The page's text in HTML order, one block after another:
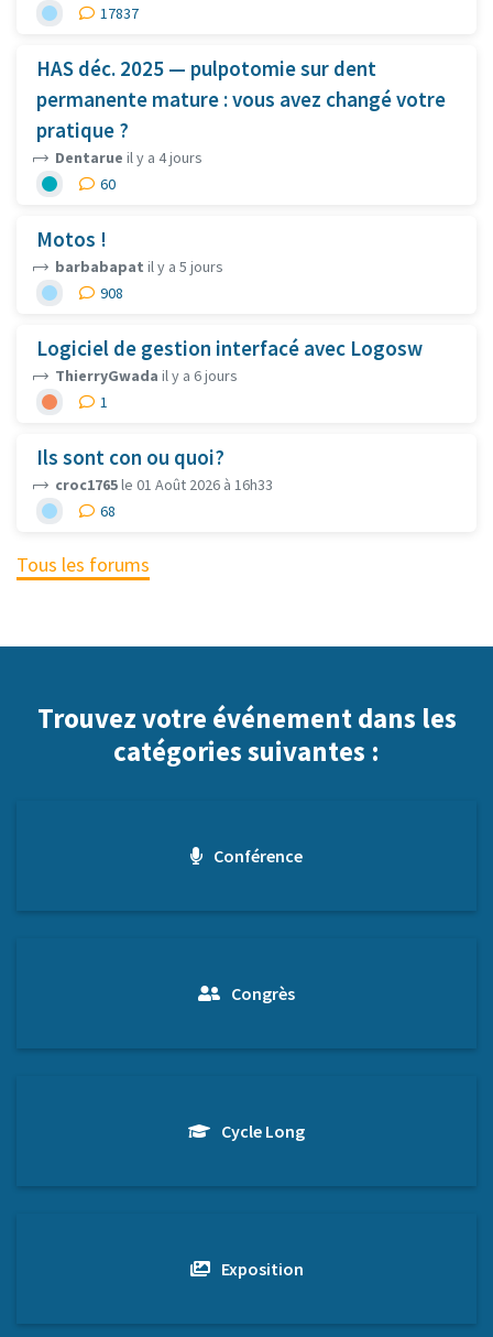
17837
HAS déc. 2025 — pulpotomie sur dent
permanente mature : vous avez changé votre
pratique ?
Dentarue il y a 4 jours
60
Motos !
barbabapat il y a 5 jours
908
Logiciel de gestion interfacé avec Logosw
ThierryGwada il y a 6 jours
1
Ils sont con ou quoi?
croc1765le 01 Août 2026 à 16h33
68
Tous les forums
Trouvez votre événement dans les
catégories suivantes :
Conférence
Congrès
Cycle Long
Exposition